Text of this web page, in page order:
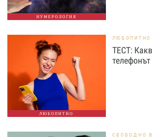
НУМЕРОЛОГИЯ
ЛЮБОПИТНО
ЛЮБОПИТНО
ТЕСТ:
телефонът
СВОБОДНО